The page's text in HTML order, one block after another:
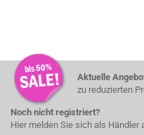
Aktuelle
zu reduzierten
Noch nicht registriert?
Hier melden Sie sich als Händler